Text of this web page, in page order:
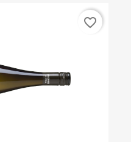
favorite_border